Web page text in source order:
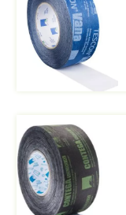
Afbeelding